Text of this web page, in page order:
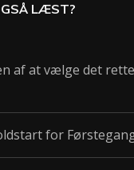
LÆST?
af at vælge det
for